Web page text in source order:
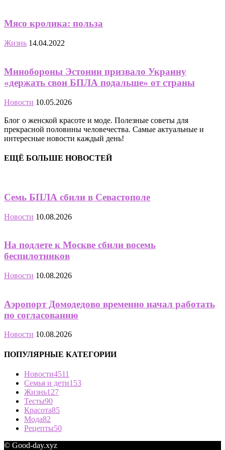
Мясо кролика: польза
Жизнь 14.04.2022
Минобороны Эстонии призвало Украину
«держать свои БПЛА подальше» от страны
Новости 10.05.2026
Блог о женской красоте и моде. Полезные советы для
прекрасной половины человечества. Самые актуальные и
интересные новости каждый день!
ЕЩЁ БОЛЬШЕ НОВОСТЕЙ
Семь БПЛА сбили в Севастополе
Новости 10.08.2026
На подлете к Москве сбили восемь
беспилотников
Новости 10.08.2026
Аэропорт Домодедово временно начал работать
по согласованию
Новости 10.08.2026
ПОПУЛЯРНЫЕ КАТЕГОРИИ
Новости4511
Семья и дети153
Жизнь127
Тесты90
Красота85
Мода82
Рецепты50
© Good-day.xyz